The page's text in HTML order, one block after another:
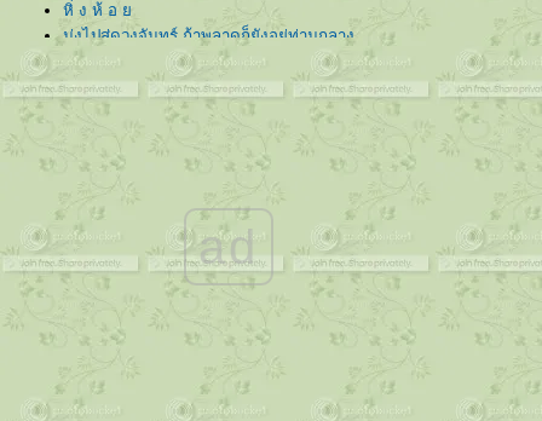
หิ่ ง ห้ อ
มุ่งไปสู่ดวงจันทร์ ถ้าพลาดก็ยังอยู่ท่ามกลาง
ดวงดาว
บ้ า น
ตกหลุมรักเธอไปทุกวัน . . น้องตัวน้อยๆ
ต่งตัว แล้วแต่งไปให้ถึงใจ . . You're the only
one who can make the differance !
“ดอกไม้หอมในกองขยะเหม็น . . โลกนี้ไม่ได้เป็น
อย่างที่เธอเห็น แต่อยู่ที่เธอเลือกมอง”
Special Talk : สิ่งมหัศจรรย์ที่เรียกว่า “ครอบครัว”
บรรจงปลูก รดน้ำ เอาใจใส่ ให้ เมล็ดพันธุ์แห่ง
“มิตรภาพ” ของเรา เติบโต
พิเศษ ธรมดา :: เธอไม่ต้องเปลี่ยน ขอเพียง แค่เธอ
"ปรับ"
ฟ้าหลังฝน :: มืดม่น หรือ งดงาม ?
เราต้องไม่ใช่แค่คิด แต่เราต้องลงมือทำ . . คนจุด
คม VS ท่านกรรมการ ป.ป.ช.
ad